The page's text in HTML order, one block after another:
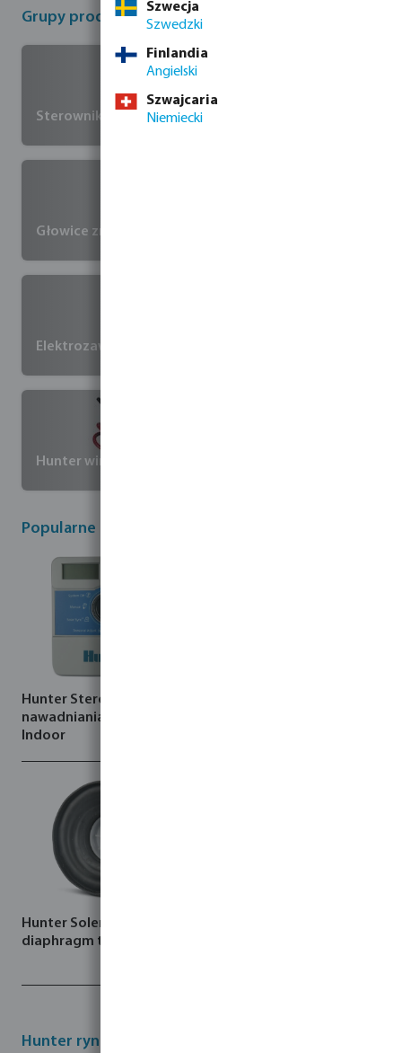
Grupy produktów Hunter
Sterowniki nawadniania
Głowice zraszaczy i dysze
Elektrozawory
Hunter wireless valve link system
Popularne produkty Hunter
Hunter Sterownik
nawadniania X-CORE
Indoor
Hunter Solenoid valve
diaphragm typ PGV
Hunter rynki
Szwecja
Szwedzki
Finlandia
Angielski
Szwajcaria
Niemiecki